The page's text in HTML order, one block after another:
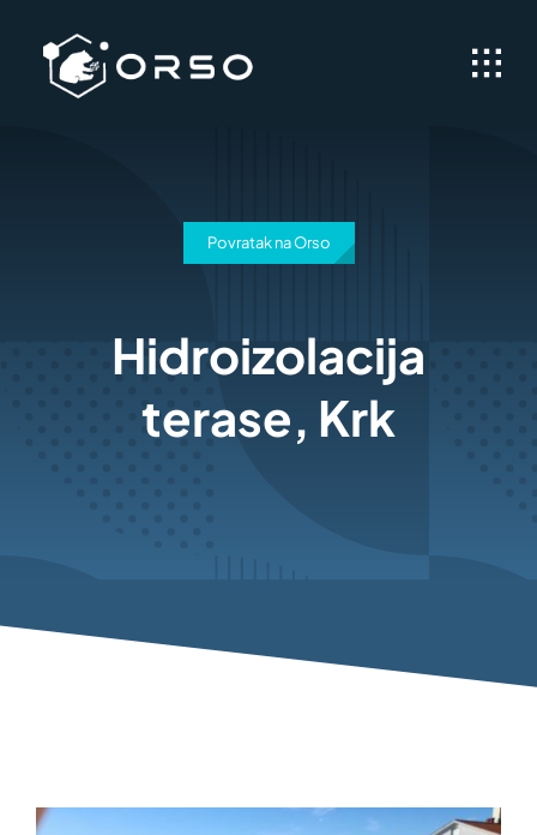
content
Povratak na Orso
Hidroizolacija
terase, Krk